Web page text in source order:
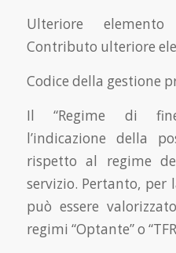
Ulteriore
Contributo ulteriore
Codice della gestione
Il “Regime di
l’indicazione della
rispetto al regime
servizio. Pertanto, per
può essere
regimi “Optante” o